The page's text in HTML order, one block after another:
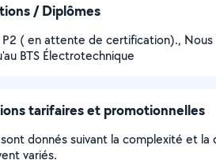
/ Diplômes
P2 ( en attente de certification).,
BTS Électrotechnique
tarifaires et promotionnelles
donnés suivant la complexité et
variés.